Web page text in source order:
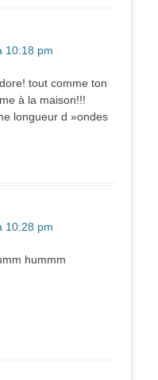
10:18 pm
tout comme ton
à la maison!!!
longueur d »ondes
10:28 pm
hummm